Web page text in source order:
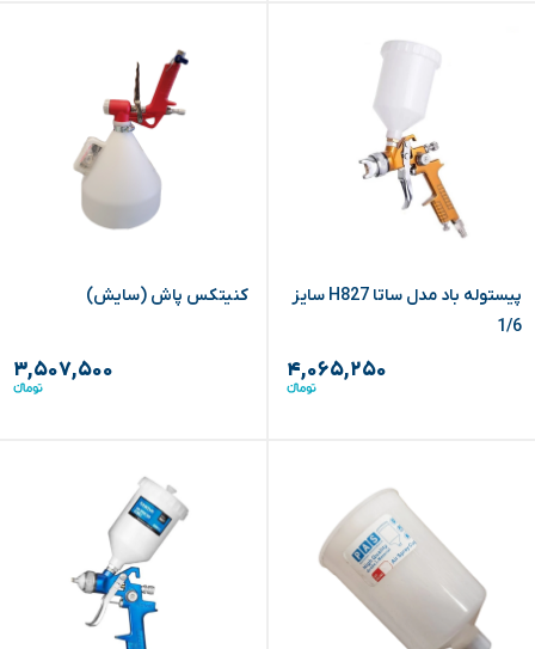
پیستوله باد مدل ساتا H827 سایز
1/6
۴,۰۶۵,۲۵۰
کنیتکس پاش (سایش)
۳,۵۰۷,۵۰۰